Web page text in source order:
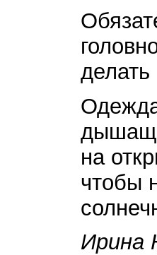
делать
на
чтобы
Ирина